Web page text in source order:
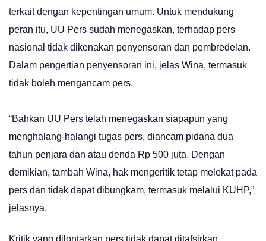
terkait dengan kepentingan umum. Untuk mendukung
peran itu, UU Pers sudah menegaskan, terhadap pers
nasional tidak dikenakan penyensoran dan pembredelan.
Dalam pengertian penyensoran ini, jelas Wina, termasuk
tidak boleh mengancam pers.
“Bahkan UU Pers telah menegaskan siapapun yang
menghalang-halangi tugas pers, diancam pidana dua
tahun penjara dan atau denda Rp 500 juta. Dengan
demikian, tambah Wina, hak mengeritik tetap melekat pada
pers dan tidak dapat dibungkam, termasuk melalui KUHP,”
jelasnya.
Kritik yang dilontarkan pers tidak dapat ditafsirkan